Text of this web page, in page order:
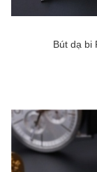
Bút dạ bi